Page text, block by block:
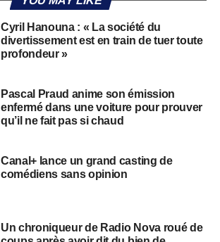
Cyril Hanouna : « La société du
divertissement est en train de tuer toute
profondeur »
Pascal Praud anime son émission
enfermé dans une voiture pour prouver
qu’il ne fait pas si chaud
Canal+ lance un grand casting de
comédiens sans opinion
Un chroniqueur de Radio Nova roué de